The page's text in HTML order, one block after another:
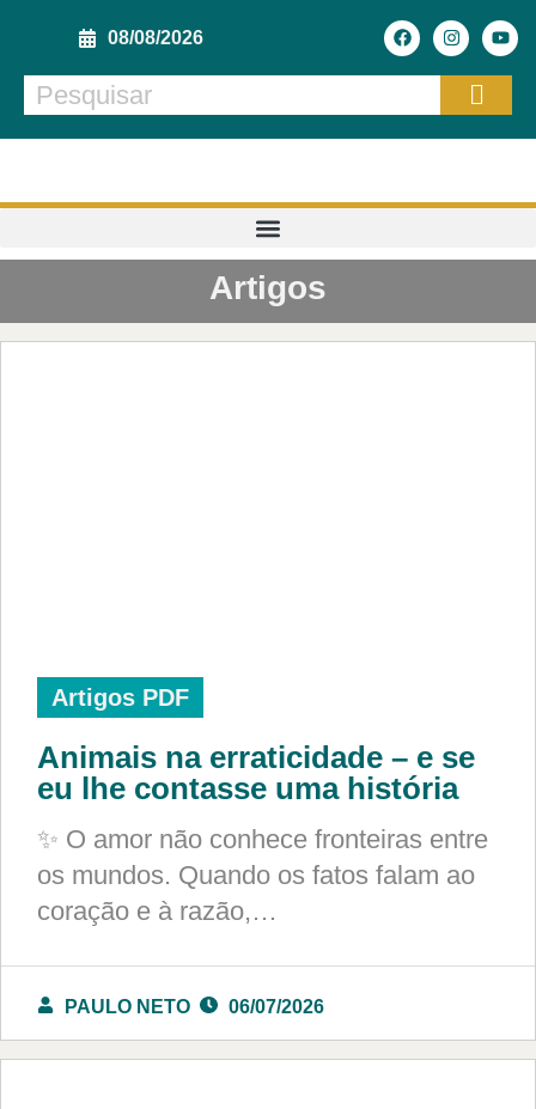
08/08/2026
Artigos
Artigos PDF
Animais na erraticidade – e se
eu lhe contasse uma história
✨ O amor não conhece fronteiras entre
os mundos. Quando os fatos falam ao
coração e à razão,…
PAULO NETO 06/07/2026